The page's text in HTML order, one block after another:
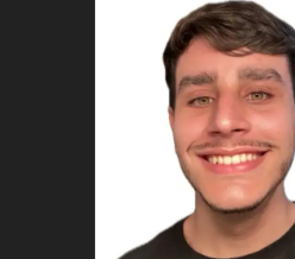
iCHAIT
Aprenda tudo sobre
Inteligência Artificial